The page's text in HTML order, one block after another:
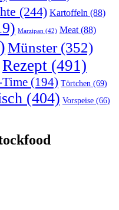
(244) Kartoffeln (88)
Marzipan (42) Meat(88)
Münster(352)
Rezept (491)
Time (194) Törtchen (69)
(404) Vorspeise (66)